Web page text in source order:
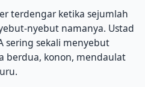
terdengar ketika sejumlah
nyebut namanya. Ustad
sering sekali menyebut
berdua, konon, mendaulat